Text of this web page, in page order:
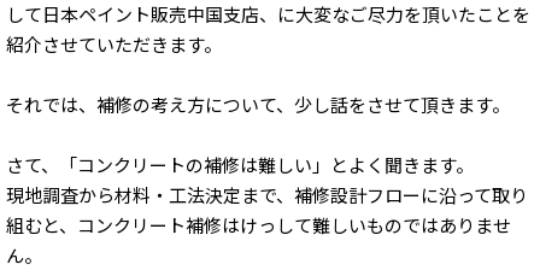
して日本ペイント販売中国支店、に大変なご尽力を頂いたことを
紹介させていただきます。
それでは、補修の考え方について、少し話をさせて頂きます。
さて、「コンクリートの補修は難しい」とよく聞きます。
現地調査から材料・工法決定まで、補修設計フローに沿って取り
組むと、コンクリート補修はけっして難しいものではありませ
ん。